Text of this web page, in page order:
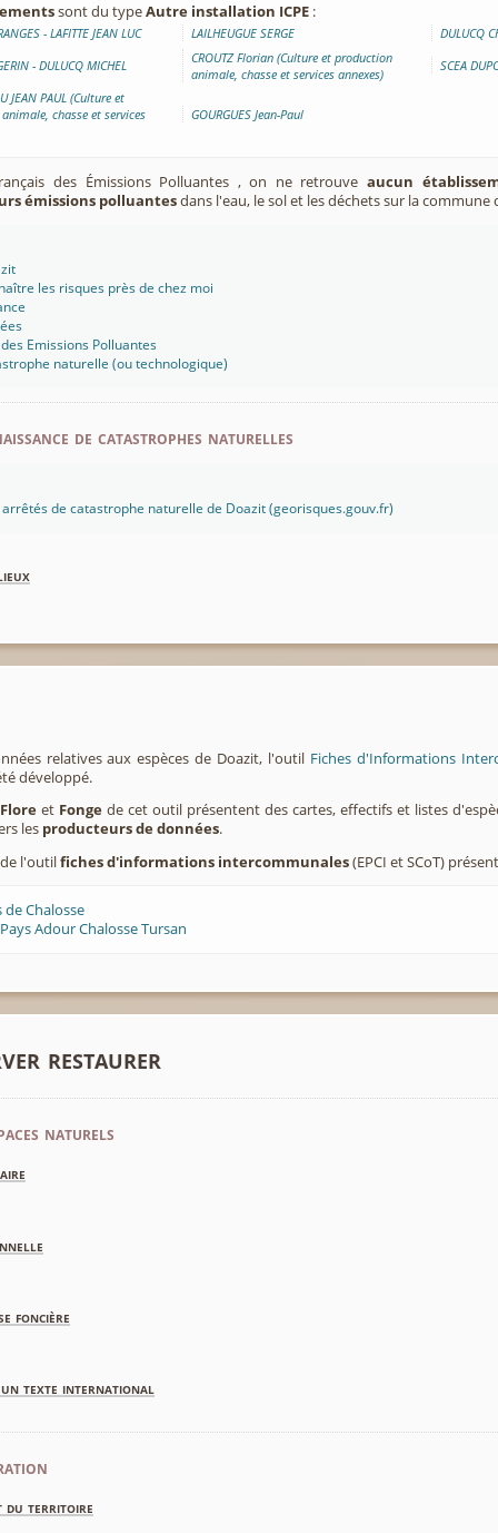
sont du typeAutre installation ICPE :
- LAFITTE JEAN LUC LAILHEUGUE SERGE
DULUCQ
- DULUCQ MICHEL
CROUTZ Florian (Culture et production
animale, chasse et services annexes)
SCEA
JEAN PAUL (Culture et
chasse et services
GOURGUES Jean-Paul
des Émissions Polluantes , on ne retrouveaucun
émissions polluantesdans l'eau, le sol et les déchets sur la commune
les risques près de chez moi
Emissions Polluantes
naturelle (ou technologique)
de catastrophes naturelles
de catastrophe naturelle de Doazit (georisques.gouv.fr)
relatives aux espèces de Doazit, l'outil Fiches d'Informations
développé.
Flore et Fonge de cet outil présentent des cartes, effectifs et listes
les producteurs de données.
l'outilfiches d'informations intercommunales(EPCI et SCoT)
de Chalosse
Adour Chalosse Tursan
restaurer
naturels
foncière
texte international
du territoire